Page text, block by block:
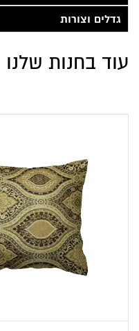
גדלים וצורות
עוד בחנות שלנו